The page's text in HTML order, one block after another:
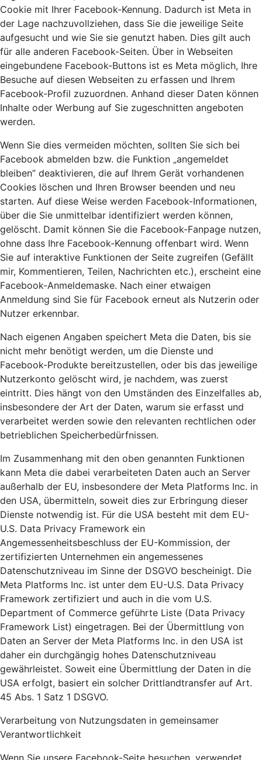
Cookie mit Ihrer Facebook-Kennung. Dadurch ist Meta in
der Lage nachzuvollziehen, dass Sie die jeweilige Seite
aufgesucht und wie Sie sie genutzt haben. Dies gilt auch
für alle anderen Facebook-Seiten. Über in Webseiten
eingebundene Facebook-Buttons ist es Meta möglich, Ihre
Besuche auf diesen Webseiten zu erfassen und Ihrem
Facebook-Profil zuzuordnen. Anhand dieser Daten können
Inhalte oder Werbung auf Sie zugeschnitten angeboten
werden.
Wenn Sie dies vermeiden möchten, sollten Sie sich bei
Facebook abmelden bzw. die Funktion „angemeldet
bleiben” deaktivieren, die auf Ihrem Gerät vorhandenen
Cookies löschen und Ihren Browser beenden und neu
starten. Auf diese Weise werden Facebook-Informationen,
über die Sie unmittelbar identifiziert werden können,
gelöscht. Damit können Sie die Facebook-Fanpage nutzen,
ohne dass Ihre Facebook-Kennung offenbart wird. Wenn
Sie auf interaktive Funktionen der Seite zugreifen (Gefällt
mir, Kommentieren, Teilen, Nachrichten etc.), erscheint eine
Facebook-Anmeldemaske. Nach einer etwaigen
Anmeldung sind Sie für Facebook erneut als Nutzerin oder
Nutzer erkennbar.
Nach eigenen Angaben speichert Meta die Daten, bis sie
nicht mehr benötigt werden, um die Dienste und
Facebook-Produkte bereitzustellen, oder bis das jeweilige
Nutzerkonto gelöscht wird, je nachdem, was zuerst
eintritt. Dies hängt von den Umständen des Einzelfalles ab,
insbesondere der Art der Daten, warum sie erfasst und
verarbeitet werden sowie den relevanten rechtlichen oder
betrieblichen Speicherbedürfnissen.
Im Zusammenhang mit den oben genannten Funktionen
kann Meta die dabei verarbeiteten Daten auch an Server
außerhalb der EU, insbesondere der Meta Platforms Inc. in
den USA, übermitteln, soweit dies zur Erbringung dieser
Dienste notwendig ist. Für die USA besteht mit dem EU-
U.S. Data Privacy Framework ein
Angemessenheitsbeschluss der EU-Kommission, der
zertifizierten Unternehmen ein angemessenes
Datenschutzniveau im Sinne der DSGVO bescheinigt. Die
Meta Platforms Inc. ist unter dem EU-U.S. Data Privacy
Framework zertifiziert und auch in die vom U.S.
Department of Commerce geführte Liste (Data Privacy
Framework List) eingetragen. Bei der Übermittlung von
Daten an Server der Meta Platforms Inc. in den USA ist
daher ein durchgängig hohes Datenschutzniveau
gewährleistet. Soweit eine Übermittlung der Daten in die
USA erfolgt, basiert ein solcher Drittlandtransfer auf Art.
45 Abs. 1 Satz 1 DSGVO.
Verarbeitung von Nutzungsdaten in gemeinsamer
Verantwortlichkeit
Wenn Sie unsere Facebook-Seite besuchen, verwendet